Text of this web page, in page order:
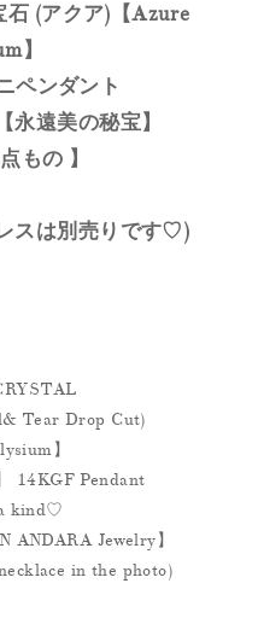
石 (アクア)【Azure
】
ペンダント
永遠美の秘宝】
もの 】
スは別売りです♡)
Tear Drop Cut)
】
14KGF Pendant
kind♡
ANDARA Jewelry】
in the photo)